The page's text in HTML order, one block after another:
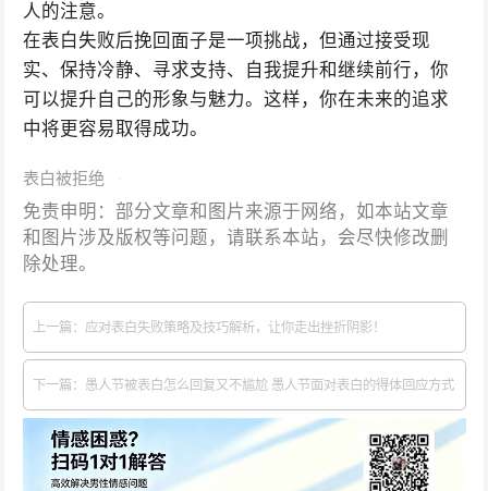
人的注意。
在表白失败后挽回面子是一项挑战，但通过接受现
实、保持冷静、寻求支持、自我提升和继续前行，你
可以提升自己的形象与魅力。这样，你在未来的追求
中将更容易取得成功。
表白被拒绝
免责申明：部分文章和图片来源于网络，如本站文章
和图片涉及版权等问题，请联系本站，会尽快修改删
除处理。
上一篇：应对表白失败策略及技巧解析，让你走出挫折阴影！
下一篇：愚人节被表白怎么回复又不尴尬 愚人节面对表白的得体回应方式